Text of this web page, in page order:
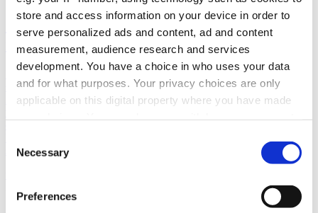
store and access information on your device in order to
serve personalized ads and content, ad and content
measurement, audience research and services
development. You have a choice in who uses your data
and for what purposes. Your privacy choices are only
applicable on this digital property where you have made
the Privacy trigger icon.
Find out more about how your personal data is processed
and set your preferences in the
Selection
Necessary
Preferences
Svenskarna mindre pigga på politisk
reklam
Undersökningen, gjorde bland 1 000 personer, tyder på att
svenskarna är mer negativa till reklam i år jämfört med 2014.
Andelen ganska eller mycket positiva har minskat marginellt från 16
svaren i procent